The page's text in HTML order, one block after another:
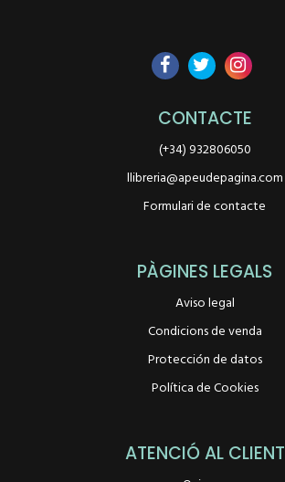
CONTACTE
(+34) 932806050
llibreria@apeudepagina.com
Formulari de contacte
PÀGINES LEGALS
Aviso legal
Condicions de venda
Protección de datos
Política de Cookies
ATENCIÓ AL CLIENT